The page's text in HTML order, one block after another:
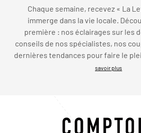
Chaque semaine, recevez « La
immerge dans la vie locale.
première : nos éclairages sur les
conseils de nos spécialistes, nos
dernières tendances pour faire le
savoir plus